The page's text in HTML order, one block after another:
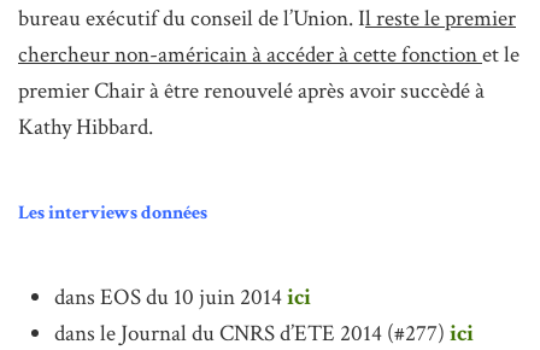
bureau exécutif du conseil de l’Union. Il reste le premier
chercheur non-américain à accéder à cette fonctionet le
premier Chair à être renouvelé après avoir succèdé à
Kathy Hibbard.
Les interviews données
dans EOS du 10 juin 2014ici
dans le Journal du CNRS d’ETE 2014 (#277) ici